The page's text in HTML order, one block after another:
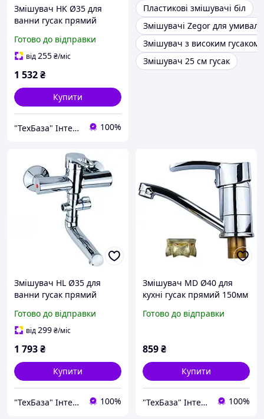
Змішувач HK Ø35 для
ванни гусак прямий
вбудований картріджний
AQUATICA (HK-2C130C)
Готово до відправки
від255₴/міс
1 532₴
Купити
"ТехБаза" Інтернет магазин 100%
Пластикові змішувачі біл
Змішувачі Zegor для
Змішувач з високим гусаком
Змішувач 25 см гусак
Змішувач HL Ø35 для
ванни гусак прямий
внесений картріджний
AQUATICA HL-3C130C
Готово до відправки
від299₴/міс
1 793₴
Купити
"ТехБаза" Інтернет магазин 100%
Змішувач MD Ø40 для
кухні гусак прямий 150мм
1B141C)
Готово до відправки
859₴
Купити
"ТехБаза" Інтернет магазин 100%